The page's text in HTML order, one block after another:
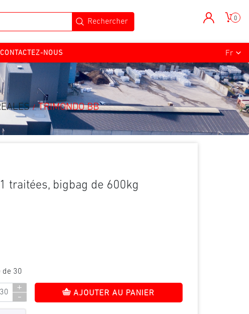
0
CONTACTEZ-NOUS
/ TRIMONDO BB
traitées, bigbag de 600kg
de 30
+
-
AJOUTER AU PANIER